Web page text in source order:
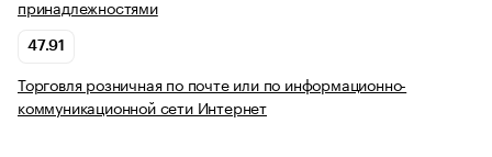
принадлежностями
47.91
Торговля розничная по почте или по информационно-
коммуникационной сети Интернет